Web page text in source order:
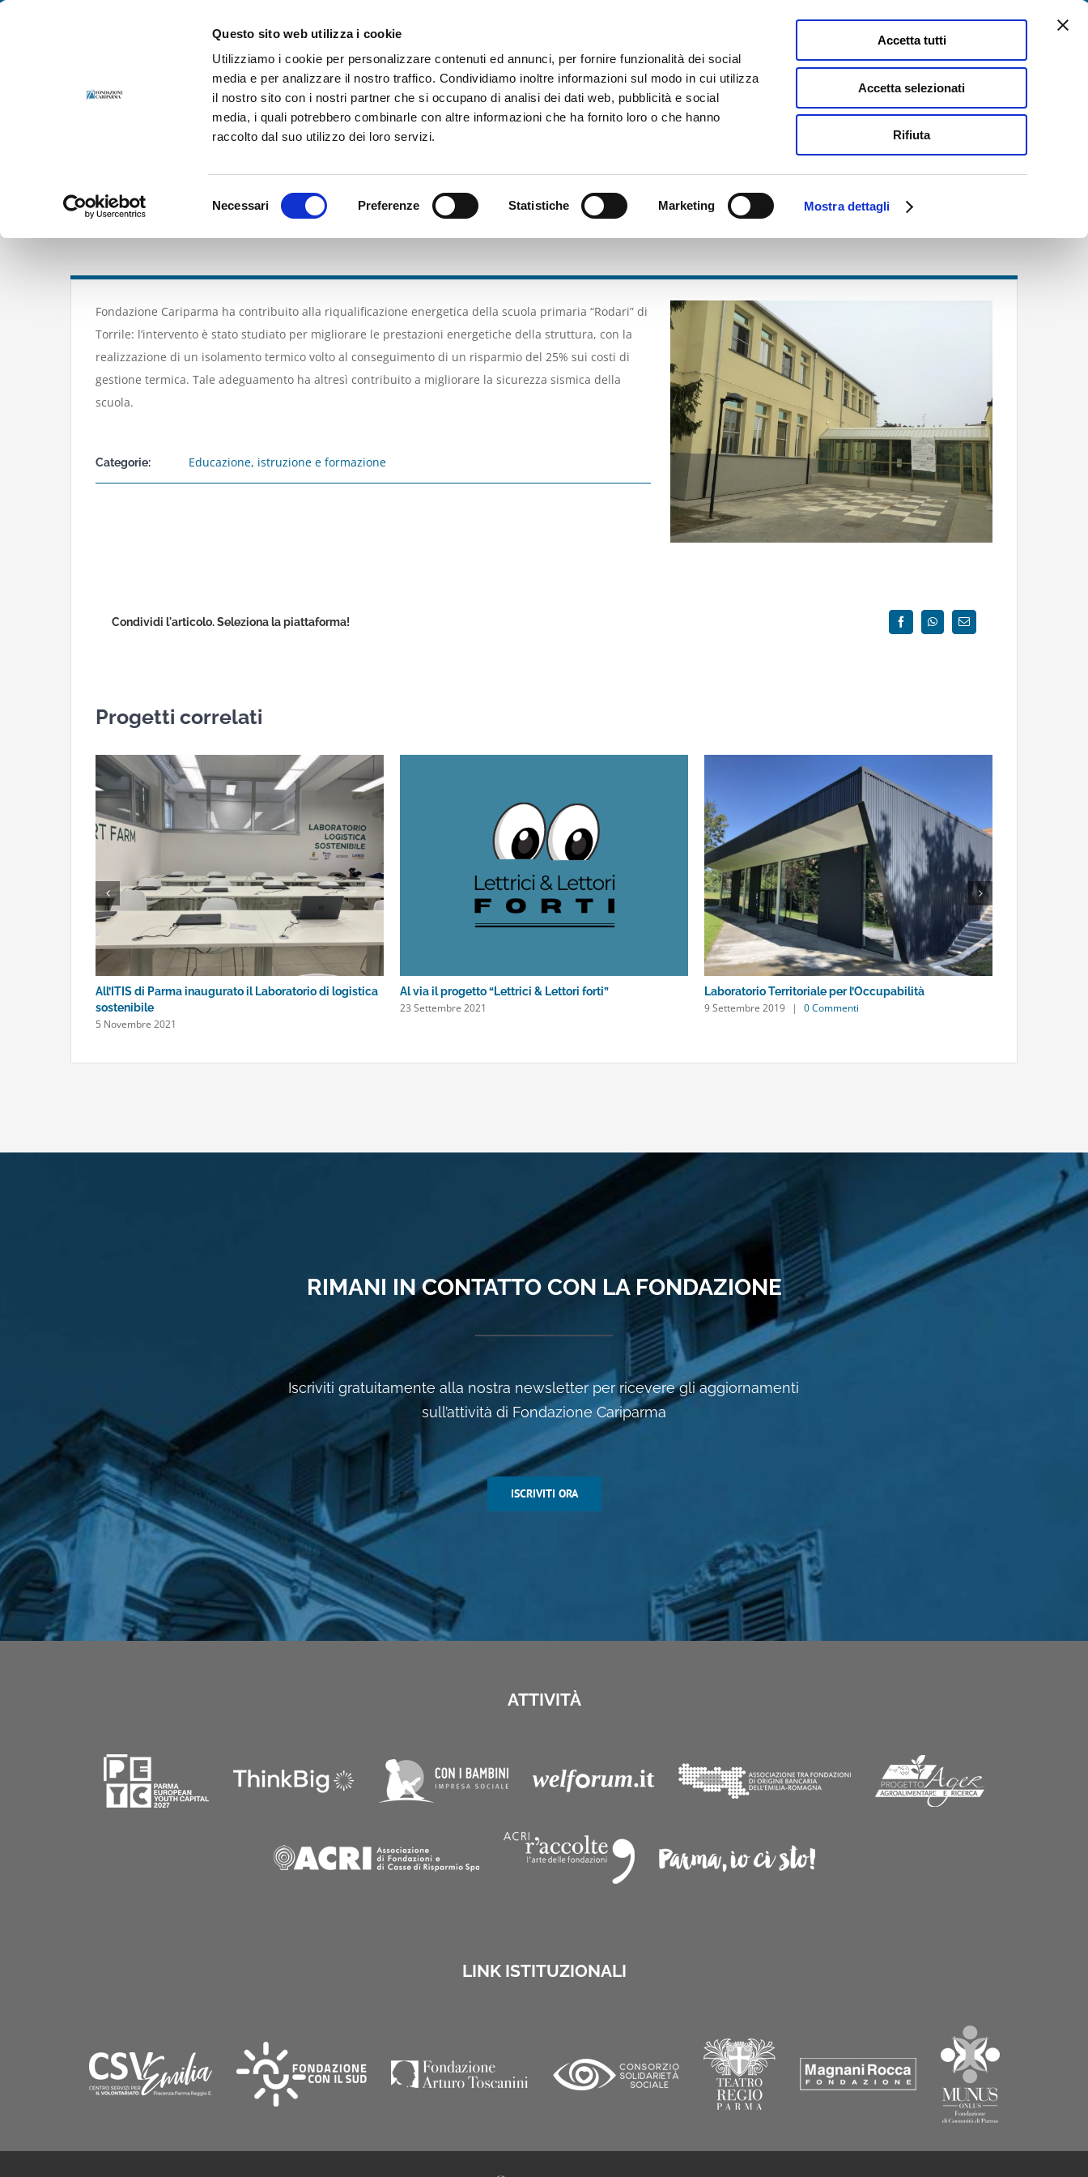
Questo sito web utilizza i cookie
Utilizziamo i cookie per personalizzare contenuti ed annunci, per fornire funzionalità dei social
media e per analizzare il nostro traffico. Condividiamo inoltre informazioni sul modo in cui utilizza
il nostro sito con i nostri partner che si occupano di analisi dei dati web, pubblicità e social
media, i quali potrebbero combinarle con altre informazioni che ha fornito loro o che hanno
raccolto dal suo utilizzo dei loro servizi.
Necessari Preferenze Statistiche Marketing Mostra dettagli
Accetta tutti
Accetta selezionati
Rifiuta
FacebookYouTubeLinkedInInstagramInstagramInstagram
La Fondazione Bilancio e trasparenza Cosa facciamo Comunicazione
Riqualificazione della Scuola primaria di Torrile
Riqualificazione della Scuola primaria di Torrile
View
Larger
Image
Fondazione Cariparma ha contribuito alla riqualificazione energetica della scuola primaria “Rodari” di
Torrile: l’intervento è stato studiato per migliorare le prestazioni energetiche della struttura, con la
realizzazione di un isolamento termico volto al conseguimento di un risparmio del 25% sui costi di
gestione termica. Tale adeguamento ha altresì contribuito a migliorare la sicurezza sismica della
scuola.
Categorie: Educazione, istruzione e formazione
Condividi l'articolo. Seleziona la piattaforma! FacebookWhatsAppEmail
Progetti correlati
All’ITIS di Parma inaugurato il Laboratorio di logistica
sostenibile
5 Novembre 2021
Al via il progetto “Lettrici & Lettori forti”
23 Settembre 2021
Laboratorio Territoriale per l’Occupabilità
9 Settembre 2019 | 0 Commenti
RIMANI IN CONTATTO CON LA FONDAZIONE
Iscriviti gratuitamente alla nostra newsletter per ricevere gli aggiornamenti
sull’attività di Fondazione Cariparma
ISCRIVITI ORA
ATTIVITÀ
LINK ISTITUZIONALI